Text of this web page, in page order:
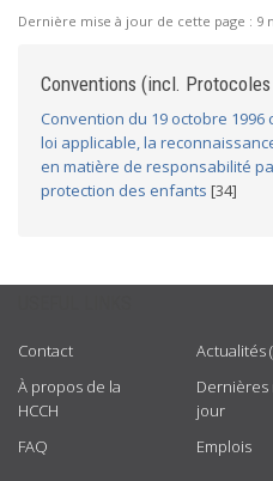
Dernière mise à jour de cette page : 9
Conventions (incl.
Convention du 19 octobre
loi applicable, la
en matière de responsabilité
protection des enfants [34]
Contact
À propos de la
HCCH
FAQ
Actualités
Dernières
jour
Emplois